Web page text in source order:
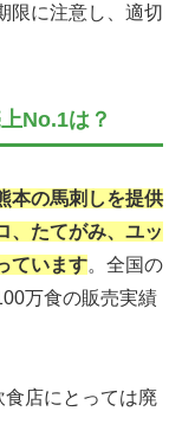
限に注意し、適切
No.1は？
本の馬刺しを提供
、たてがみ、ユッ
ています。全国の
万食の販売実績
店にとっては廃